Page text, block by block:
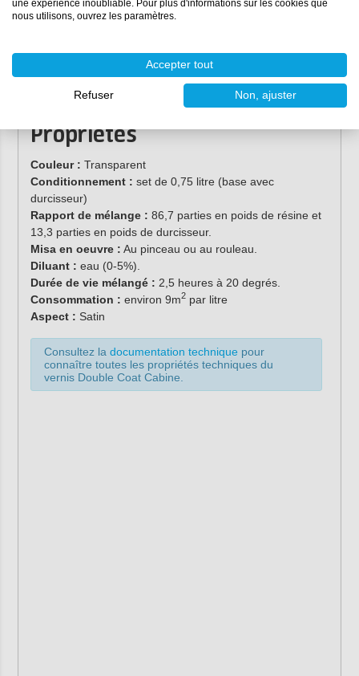
Propriétés
Couleur : Transparent
Conditionnement : set de 0,75 litre (base avec
durcisseur)
Rapport de mélange : 86,7 parties en poids de résine et
13,3 parties en poids de durcisseur.
Misa en oeuvre : Au pinceau ou au rouleau.
Diluant : eau (0-5%).
Durée de vie mélangé : 2,5 heures à 20 degrés.
Consommation : environ 9m2par litre
Aspect : Satin
Consultez la documentation techniquepour
connaître toutes les propriétés techniques du
vernis Double Coat Cabine.
une expérience inoubliable. Pour plus d'informations sur les cookies que
nous utilisons, ouvrez les paramètres.
Accepter tout
Refuser Non, ajuster